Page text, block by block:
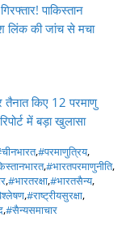
पाकिस्तान
की जांच से मचा
तैनात किए 12 परमाणु
में बड़ा खुलासा
,#परमाणुत्रिय,
,#भारतपरमाणुनीति,
,#भारतरक्षा,#भारतसैन्य,
,#राष्ट्रीयसुरक्षा,
,#सैन्यसमाचार